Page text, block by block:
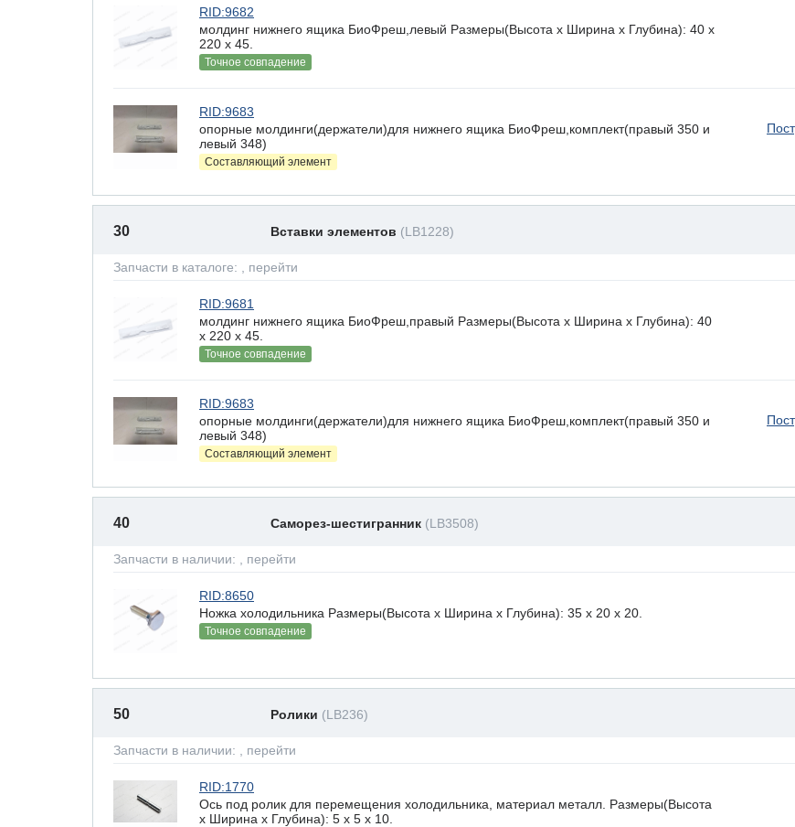
RID:9682
молдинг нижнего ящика БиоФреш,левый Размеры(Высота х Ширина х Глубина): 40 x
220 х 45.
Точное совпадение
RID:9683
опорные молдинги(держатели)для нижнего ящика БиоФреш,комплект(правый 350 и
левый 348)
Составляющий элемент
30 Вставки элементов (LB1228)
Запчасти в каталоге: , перейти
RID:9681
молдинг нижнего ящика БиоФреш,правый Размеры(Высота х Ширина х Глубина): 40
x 220 х 45.
Точное совпадение
RID:9683
опорные молдинги(держатели)для нижнего ящика БиоФреш,комплект(правый 350 и
левый 348)
Составляющий элемент
40 Саморез-шестигранник (LB3508)
Запчасти в наличии: , перейти
RID:8650
Ножка холодильника Размеры(Высота х Ширина х Глубина): 35 x 20 х 20.
Точное совпадение
50 Ролики (LB236)
Запчасти в наличии: , перейти
RID:1770
Ось под ролик для перемещения холодильника, материал металл. Размеры(Высота
х Ширина х Глубина): 5 x 5 х 10.